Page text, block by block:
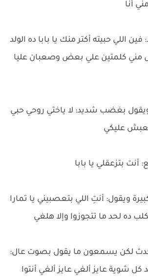
أنا
اللي حبيته أكتر منك يا بابا ده الولد
مني كلمتين علي بعض وصعبان عليا
ويقول بغضب شديد: لا ياختي روحي حبي
عليكي
أنت بتزعقلي يا بابا
ويقول: أنتِ اللي بتعصبيني يا تمارا
ده لحد ما تتجوزوا وإلا هلغي
لكن يسمعون ما يقول بصوت عال:
كل شوية عايز ألغي عايز ألغي أنتوا